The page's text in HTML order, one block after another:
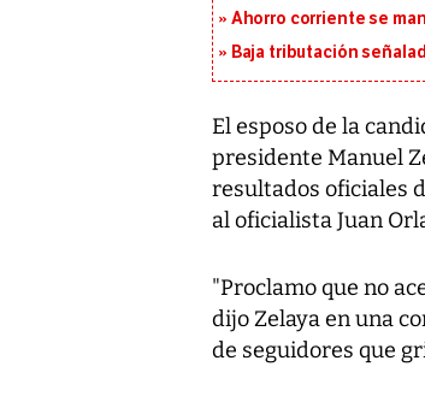
Ahorro corriente se
Baja tributación
El esposo de la
presidente Manuel
resultados oficiales
al oficialista Juan
"Proclamo que no
dijo Zelaya en una
de seguidores que